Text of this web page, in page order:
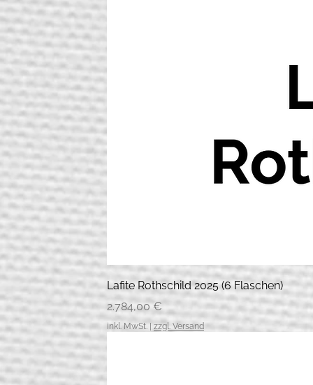
Lafite Rothschild 2025 (6 Flaschen)
Preis
2.784,00 €
inkl. MwSt. | zzgl. Versand